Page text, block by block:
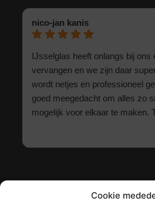
Cookie
nico-jan kanis
IJsselglas heeft onlangs bij ons
vervangen en we zijn daar
wordt netjes en professioneel
goed meegedacht om alles zo
mogelijk voor elkaar te maken.